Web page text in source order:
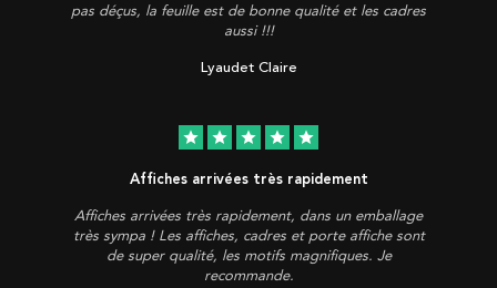
pas déçus, la feuille est de bonne qualité et les cadres
aussi !!!
Lyaudet Claire
star star star star star
Affiches arrivées très rapidement
Affiches arrivées très rapidement, dans un emballage
très sympa ! Les affiches, cadres et porte affiche sont
de super qualité, les motifs magnifiques. Je
recommande.